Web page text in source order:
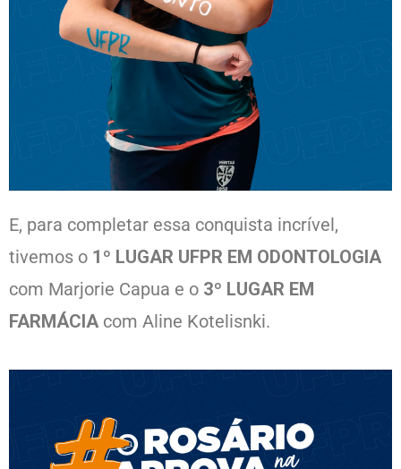
E, para completar essa conquista incrível,
tivemos o 1º LUGAR UFPR EM ODONTOLOGIA
com Marjorie Capua e o 3º LUGAR EM
FARMÁCIA com Aline Kotelisnki.